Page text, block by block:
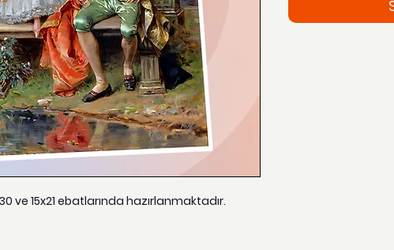
ve 15x21 ebatlarında hazırlanmaktadır.